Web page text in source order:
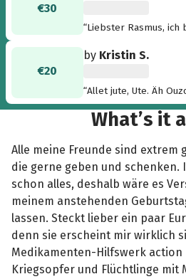
M.”
€30
“Liebster Rasmus,
mit dir <3”
€20
by Kristin S.
“Allet jute, Ute. Äh
Samstag! Küsschen, K”
What’s it
Alle meine Freunde sind extrem
die gerne geben und schenken.
schon alles, deshalb wäre es
meinem anstehenden
lassen. Steckt lieber ein paar
denn sie erscheint mir wirklich
Medikamenten-Hilfswerk action
Kriegsopfer und Flüchtlinge mit